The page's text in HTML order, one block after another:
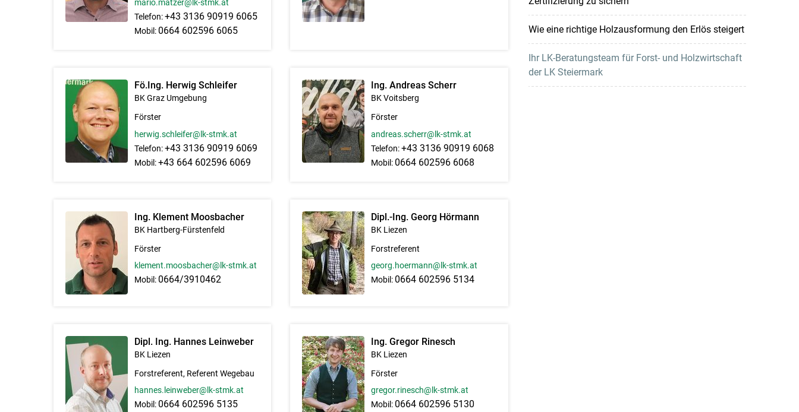
Skip to main content
mario.matzer@lk-stmk.at
Telefon:+43 3136 90919 6065
Mobil:0664 602596 6065
Fö.Ing. Herwig Schleifer
BK Graz Umgebung
Förster
herwig.schleifer@lk-stmk.at
Telefon:+43 3136 90919 6069
Mobil:+43 664 602596 6069
Ing. Andreas Scherr
BK Voitsberg
Förster
andreas.scherr@lk-stmk.at
Telefon:+43 3136 90919 6068
Mobil:0664 602596 6068
Ing. Klement Moosbacher
BK Hartberg-Fürstenfeld
Förster
klement.moosbacher@lk-stmk.at
Mobil:0664/3910462
Dipl.-Ing. Georg Hörmann
BK Liezen
Forstreferent
georg.hoermann@lk-stmk.at
Mobil:0664 602596 5134
Dipl. Ing. Hannes Leinweber
BK Liezen
Forstreferent, Referent Wegebau
hannes.leinweber@lk-stmk.at
Mobil:0664 602596 5135
Ing. Gregor Rinesch
BK Liezen
Förster
gregor.rinesch@lk-stmk.at
Mobil:0664 602596 5130
Wie eine richtige Holzausformung den Erlös steigert
Ihr LK-Beratungsteam für Forst- und Holzwirtschaft
der LK Steiermark